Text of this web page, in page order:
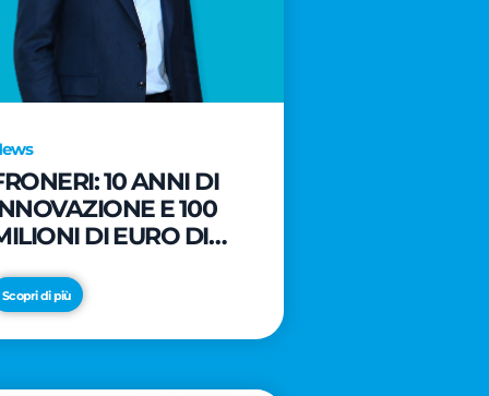
10 ANNI DI
E 100
DI EURO DI
LO SVILUPPO DEL
ITALIANO
GELATO
Scopri di più